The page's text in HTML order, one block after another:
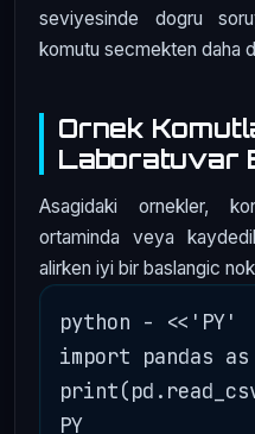
seviyesinde dogru
komutu secmekten daha
Ornek
Laboratuvar
Asagidaki ornekler,
ortaminda veya
alirken iyi bir baslangic
python - <<'PY'
import pandas as